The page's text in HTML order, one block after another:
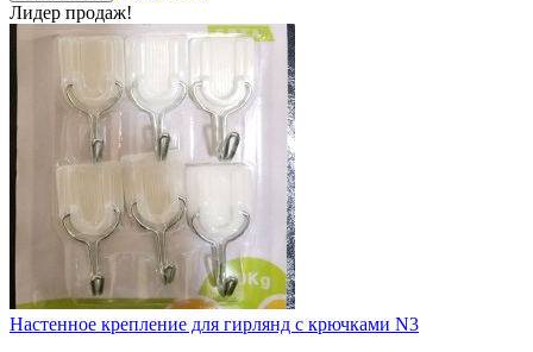
Лидер продаж!
Настенное крепление для гирлянд с крючками N3